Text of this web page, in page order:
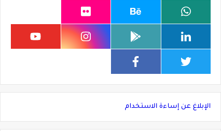
الإبلاغ عن إساءة الاستخدام